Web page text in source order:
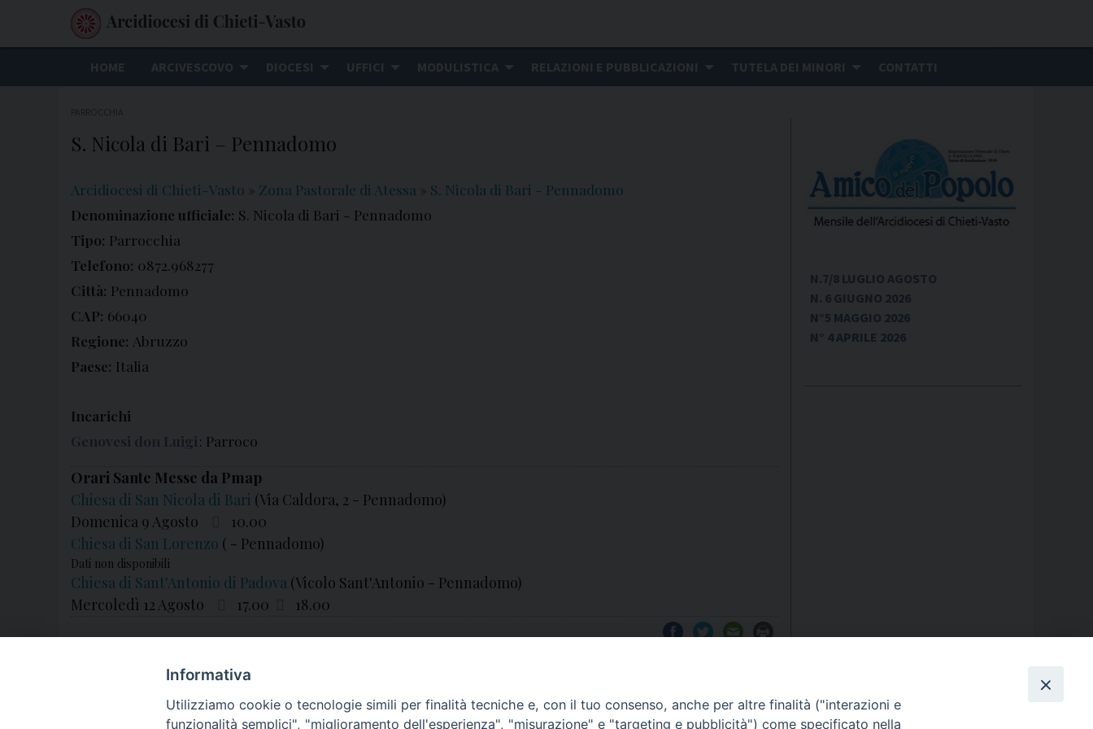
HOME ARCIVESCOVO DIOCESI UFFICI MODULISTICA RELAZIONI E PUBBLICAZIONI TUTELA DEI MINORI CONTATTI
S. Nicola di Bari – Pennadomo
Arcidiocesi di Chieti-Vasto » Zona Pastorale di Atessa » S. Nicola di Bari - Pennadomo
Denominazione ufficiale: S. Nicola di Bari - Pennadomo
Tipo: Parrocchia
Telefono: 0872.968277
Città: Pennadomo
CAP: 66040
Regione: Abruzzo
Paese: Italia
Incarichi
Genovesi don Luigi: Parroco
Orari Sante Messe da Pmap
Chiesa di San Nicola di Bari (Via Caldora, 2 - Pennadomo)
Domenica 9 Agosto
10.00
Chiesa di San Lorenzo ( - Pennadomo)
Dati non disponibili
Chiesa di Sant'Antonio di Padova (Vicolo Sant'Antonio - Pennadomo)
Mercoledì 12 Agosto
17.00 18.00
N.7/8 LUGLIO AGOSTO
N. 6 GIUGNO 2026
N°5 MAGGIO 2026
N° 4 APRILE 2026
Informativa
Utilizziamo cookie o tecnologie simili per finalità tecniche e, con il tuo consenso, anche per altre finalità ("interazioni e
funzionalità semplici", "miglioramento dell'esperienza", "misurazione" e "targeting e pubblicità") come specificato nella